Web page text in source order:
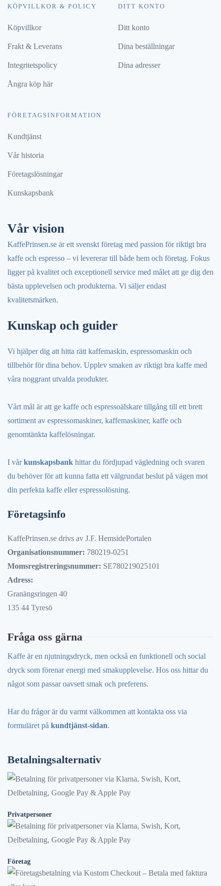
KÖPVILLKOR & POLICY
Köpvillkor
Frakt & Leverans
Integritetspolicy
Ångra köp här
DITT KONTO
Ditt konto
Dina beställningar
Dina adresser
FÖRETAGSINFORMATION
Kundtjänst
Vår historia
Företagslösningar
Kunskapsbank
Vår vision
KaffePrinsen.se är ett svenskt företag med passion för riktigt bra
kaffe och espresso – vi levererar till både hem och företag. Fokus
ligger på kvalitet och exceptionell service med målet att ge dig den
bästa upplevelsen och produkterna. Vi säljer endast
kvalitetsmärken.
Kunskap och guider
Vi hjälper dig att hitta rätt kaffemaskin, espressomaskin och
tillbehör för dina behov. Upplev smaken av riktigt bra kaffe med
våra noggrant utvalda produkter.
Vårt mål är att ge kaffe och espressoälskare tillgång till ett brett
sortiment av espressomaskiner, kaffemaskiner, kaffe och
genomtänkta kaffelösningar.
I vårkunskapsbank hittar du fördjupad vägledning och svaren
du behöver för att kunna fatta ett välgrundat beslut på vägen mot
din perfekta kaffe eller espressolösning.
Företagsinfo
KaffePrinsen.se drivs av J.F. HemsidePortalen
Organisationsnummer: 780219-0251
Momsregistreringsnummer: SE780219025101
Adress:
Granängsringen 40
135 44 Tyresö
Fråga oss gärna
Kaffe är en njutningsdryck, men också en funktionell och social
dryck som förenar energi med smakupplevelse. Hos oss hittar du
något som passar oavsett smak och preferens.
Har du frågor är du varmt välkommen att kontakta oss via
formuläret på kundtjänst-sidan.
Betalningsalternativ
Privatpersoner
Företag